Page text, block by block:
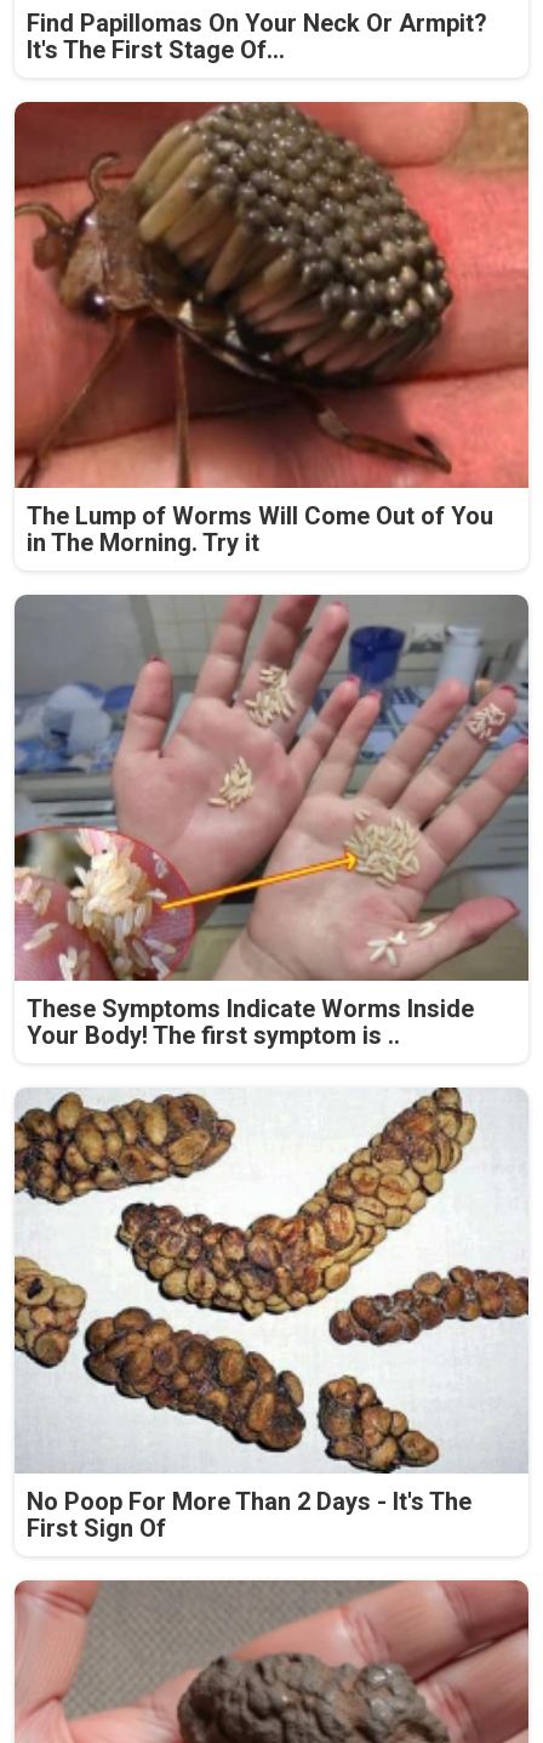
Find Papillomas On Your Neck Or Armpit?
It's The First Stage Of...
The Lump of Worms Will Come Out of You
in The Morning. Try it
These Symptoms Indicate Worms Inside
Your Body! The first symptom is ..
No Poop For More Than 2 Days - It's The
First Sign Of